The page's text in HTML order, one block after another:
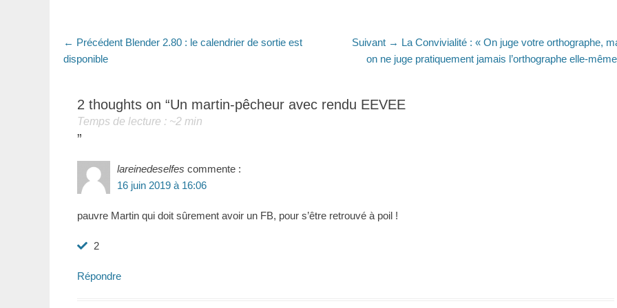
Navigation
de
← Précédent Article
Blender 2.80 : le calendrier de sortie est
disponible
Suivant → Article
suivant
La Convivialité : « On juge votre orthographe,
on ne juge pratiquement jamais l’orthographe elle-
2 thoughts on “Un martin-pêcheur avec rendu EEVEE
Temps de lecture : ~2 min
”
lareinedeselfes commente :
16 juin 2019 à 16:06
pauvre Martin qui doit sûrement avoir un FB, pour s’être retrouvé à poil !
2
Répondre